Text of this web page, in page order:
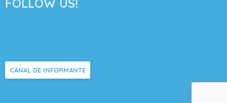
FOLLOW US!
CANAL DE INFORMANTE